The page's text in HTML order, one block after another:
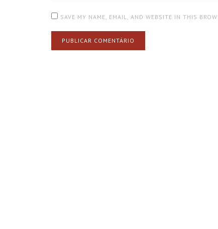
SAVE MY NAME, EMAIL, AND WEBSITE IN THIS